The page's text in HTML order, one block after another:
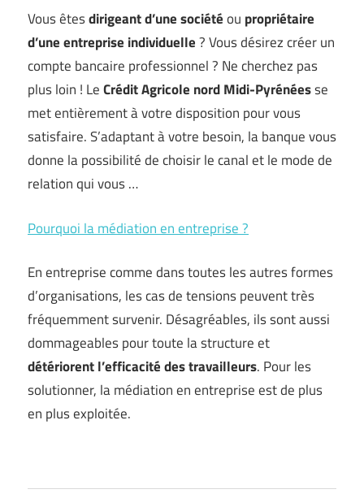
Vous êtesdirigeant d’une sociétéou propriétaire
d’une entreprise individuelle? Vous désirez créer un
compte bancaire professionnel ? Ne cherchez pas
plus loin ! LeCrédit Agricole nord Midi-Pyrénéesse
met entièrement à votre disposition pour vous
satisfaire. S’adaptant à votre besoin, la banque vous
donne la possibilité de choisir le canal et le mode de
relation qui vous …
Pourquoi la médiation en entreprise ?
En entreprise comme dans toutes les autres formes
d’organisations, les cas de tensions peuvent très
fréquemment survenir. Désagréables, ils sont aussi
dommageables pour toute la structure et
détériorent l’efficacité des travailleurs. Pour les
solutionner, la médiation en entreprise est de plus
en plus exploitée.